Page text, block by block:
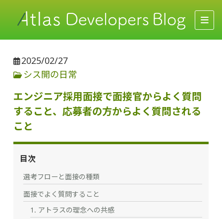
2025/02/27
シス開の日常
エンジニア採用面接で面接官からよく質問
すること、応募者の方からよく質問される
こと
目次
選考フローと面接の種類
面接でよく質問すること
1. アトラスの理念への共感